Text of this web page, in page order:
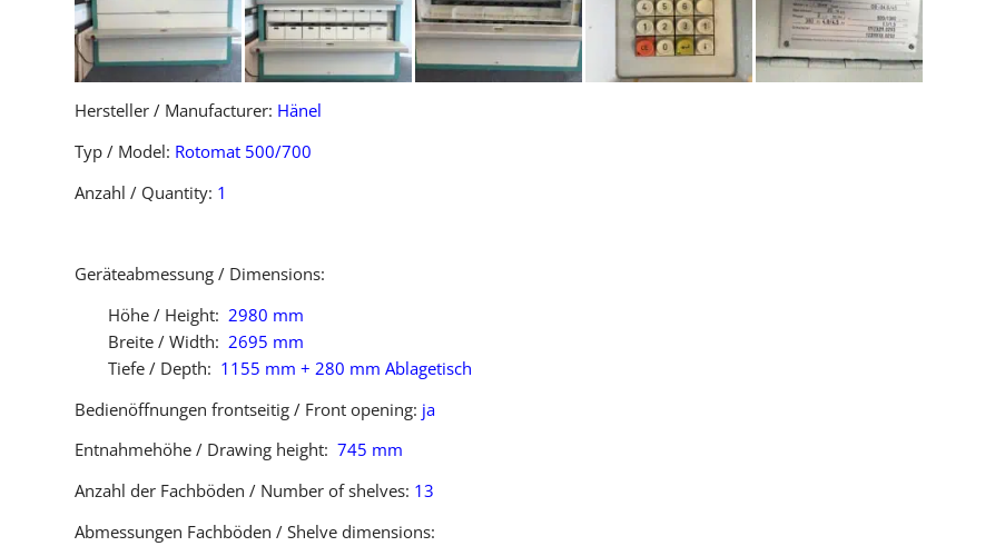
Hersteller / Manufacturer: Hänel
Typ / Model: Rotomat 500/700
Anzahl / Quantity: 1
Geräteabmessung / Dimensions:
Höhe / Height: 2980 mm
Breite / Width: 2695 mm
Tiefe / Depth: 1155 mm + 280 mm Ablagetisch
Bedienöffnungen frontseitig / Front opening: ja
Entnahmehöhe / Drawing height: 745 mm
Anzahl der Fachböden / Number of shelves: 13
Abmessungen Fachböden / Shelve dimensions: